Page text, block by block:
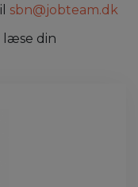
sbn@jobteam.dk
læse din